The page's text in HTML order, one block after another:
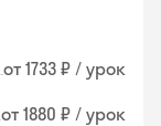
от 1733 ₽ / урок
от 1880 ₽ / урок